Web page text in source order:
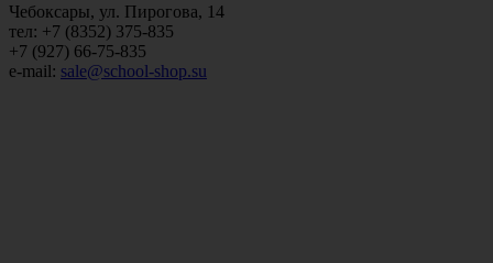
Чебоксары, ул. Пирогова, 14
тел: +7 (8352) 375-835
+7 (927) 66-75-835
e-mail: sale@school-shop.su